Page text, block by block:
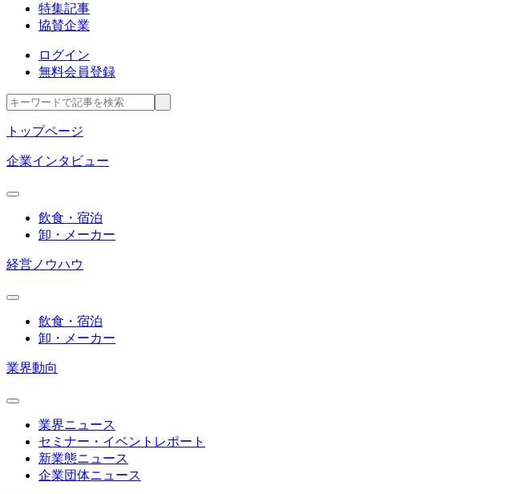
特集記事
協賛企業
ログイン
無料会員登録
トップページ
企業インタビュー
飲食・宿泊
卸・メーカー
経営ノウハウ
飲食・宿泊
卸・メーカー
業界動向
業界ニュース
セミナー・イベントレポート
新業態ニュース
企業団体ニュース